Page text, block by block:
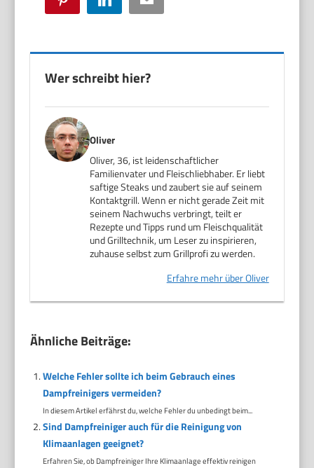
Wer schreibt hier?
Oliver
Oliver, 36, ist leidenschaftlicher
Familienvater und Fleischliebhaber. Er liebt
saftige Steaks und zaubert sie auf seinem
Kontaktgrill. Wenn er nicht gerade Zeit mit
seinem Nachwuchs verbringt, teilt er
Rezepte und Tipps rund um Fleischqualität
und Grilltechnik, um Leser zu inspirieren,
zuhause selbst zum Grillprofi zu werden.
Erfahre mehr über Oliver
Ähnliche Beiträge:
Welche Fehler sollte ich beim Gebrauch eines
Dampfreinigers vermeiden?
In diesem Artikel erfährst du, welche Fehler du unbedingt beim...
Sind Dampfreiniger auch für die Reinigung von
Klimaanlagen geeignet?
Erfahren Sie, ob Dampfreiniger Ihre Klimaanlage effektiv reinigen